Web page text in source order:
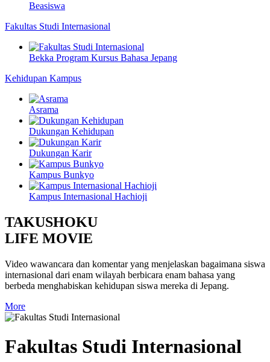
Beasiswa
Fakultas Studi Internasional
Bekka Program Kursus Bahasa Jepang
Kehidupan Kampus
Asrama
Dukungan Kehidupan
Dukungan Karir
Kampus Bunkyo
Kampus Internasional Hachioji
TAKUSHOKU
LIFE MOVIE
Video wawancara dan komentar yang menjelaskan bagaimana siswa
internasional dari enam wilayah berbicara enam bahasa yang
berbeda menghabiskan kehidupan siswa mereka di Jepang.
More
Fakultas Studi Internasional